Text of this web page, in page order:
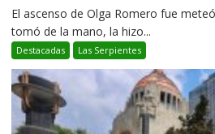
El ascenso de Olga Romero fue
tomó de la mano, la hizo...
Destacadas Las Serpientes